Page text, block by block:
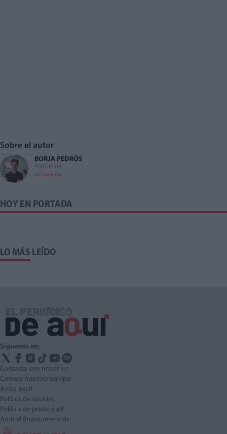
Sobre el autor
BORJA PEDRÓS
PERIODISTA
Ver biografía
HOY EN PORTADA
LO MÁS LEÍDO
Síguenos en:
Contacta con nosotros
Conoce nuestro equipo
Aviso legal
Política de cookies
Política de privacidad
Amb el finançament de: